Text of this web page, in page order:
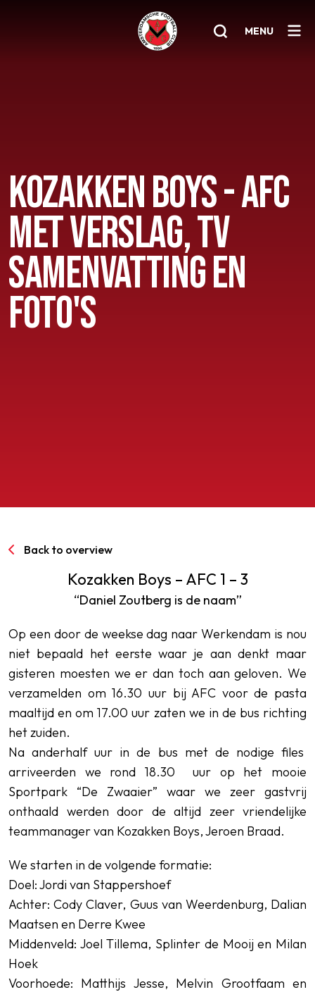
MENU
Jeugd
Senioren
Clubinfo
Nieuwsoverzicht
Sponsoring
KOZAKKEN BOYS - AFC
MET VERSLAG, TV
SAMENVATTING EN
FOTO'S
Back to overview
Kozakken Boys – AFC 1 – 3
“Daniel Zoutberg is de naam”
Op een door de weekse dag naar Werkendam is nou
niet bepaald het eerste waar je aan denkt maar
gisteren moesten we er dan toch aan geloven. We
verzamelden om 16.30 uur bij AFC voor de pasta
maaltijd en om 17.00 uur zaten we in de bus richting
het zuiden.
Na anderhalf uur in de bus met de nodige files
arriveerden we rond 18.30 uur op het mooie
Sportpark “De Zwaaier” waar we zeer gastvrij
onthaald werden door de altijd zeer vriendelijke
teammanager van Kozakken Boys, Jeroen Braad.
We starten in de volgende formatie:
Doel: Jordi van Stappershoef
Achter: Cody Claver, Guus van Weerdenburg, Dalian
Maatsen en Derre Kwee
Middenveld: Joel Tillema, Splinter de Mooij en Milan
Hoek
Voorhoede: Matthijs Jesse, Melvin Grootfaam en